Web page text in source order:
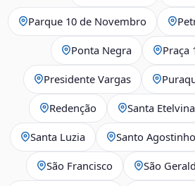
Parque 10 de Novembro
Ponta Negra Praça
Presidente Vargas
Redenção Santa Etelvina
Santa Luzia Santo Agostinho
São Francisco São